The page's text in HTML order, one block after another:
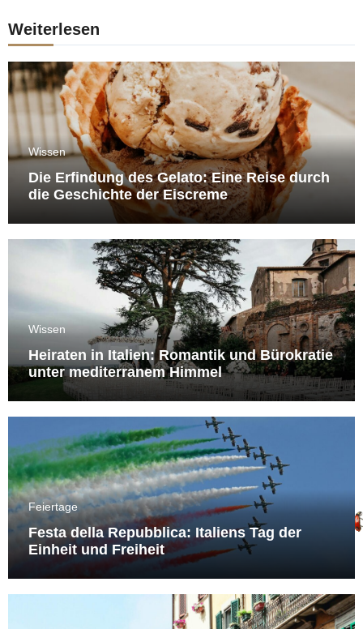
Weiterlesen
Wissen
Die Erfindung des Gelato: Eine Reise durch
die Geschichte der Eiscreme
Wissen
Heiraten in Italien: Romantik und Bürokratie
unter mediterranem Himmel
Feiertage
Festa della Repubblica: Italiens Tag der
Einheit und Freiheit